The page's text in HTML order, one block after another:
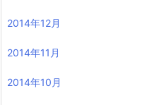
2014年12月
2014年11月
2014年10月